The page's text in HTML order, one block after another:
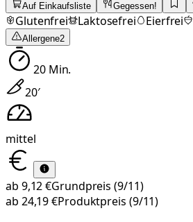
Auf Einkaufsliste Gegessen!
Glutenfrei Laktosefrei Eierfrei
Allergene2
20Min.
20′
mittel
ab 9,12 €Grundpreis (9/11)
ab 24,19 €Produktpreis (9/11)